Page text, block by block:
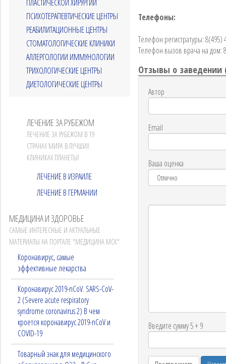
Телефоны:
Телефон регистратуры: 8(495)
Телефон вызов врача на дом:
Отзывы о заведении
Автор
Email
Ваша оценка
Введите сумму 5 + 9
ПЛАСТИЧЕСКОЙ ХИРУРГИИ
ПСИХОТЕРАПЕВТИЧЕСКИЕ ЦЕНТРЫ
РЕАБИЛИТАЦИОННЫЕ ЦЕНТРЫ
СТОМАТОЛОГИЧЕСКИЕ КЛИНИКИ
АЛЛЕРГОЛОГИИ ИММУНОЛОГИИ
ТРИХОЛОГИЧЕСКИЕ ЦЕНТРЫ
ДИЕТОЛОГИЧЕСКИЕ ЦЕНТРЫ
ЛЕЧЕНИЕ ЗА РУБЕЖОМ
ЛЕЧЕНИЕ ЗА РУБЕЖОМ В 19
СТРАНАХ МИРА В ЛУЧШИХ
КЛИНИКАХ ПЛАНЕТЫ!
ЛЕЧЕНИЕ В ИЗРАИЛЕ
ЛЕЧЕНИЕ В ГЕРМАНИИ
МЕДИЦИНА И ЗДОРОВЬЕ
САМЫЕ ИНТЕРЕСНЫЕ И АКТУАЛЬНЫЕ
МАТЕРИАЛЫ НА ПОРТАЛЕ "МЕДИЦИНА МСК"
Коронавирус, самые
эффективные лекарства
Коронавирус 2019-nCoV. SARS-CoV-
2 (Severe acute respiratory
syndrome coronavirus 2) В чем
кроется коронавирус 2019-nCoV и
COVID-19
Товарный знак для медицинского